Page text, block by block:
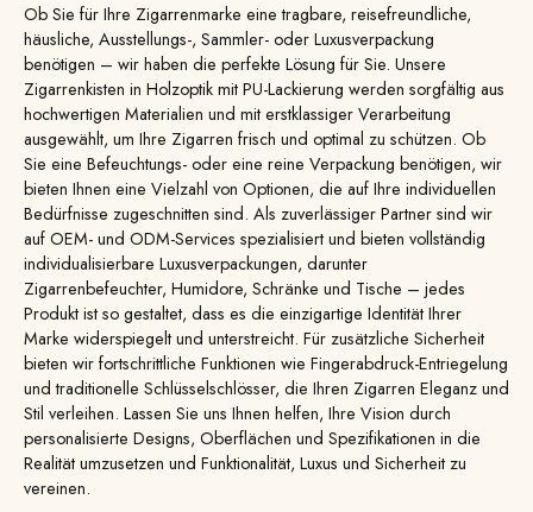
Ob Sie für Ihre Zigarrenmarke eine tragbare, reisefreundliche,
häusliche, Ausstellungs-, Sammler- oder Luxusverpackung
benötigen – wir haben die perfekte Lösung für Sie. Unsere
Zigarrenkisten in Holzoptik mit PU-Lackierung werden sorgfältig aus
hochwertigen Materialien und mit erstklassiger Verarbeitung
ausgewählt, um Ihre Zigarren frisch und optimal zu schützen. Ob
Sie eine Befeuchtungs- oder eine reine Verpackung benötigen, wir
bieten Ihnen eine Vielzahl von Optionen, die auf Ihre individuellen
Bedürfnisse zugeschnitten sind. Als zuverlässiger Partner sind wir
auf OEM- und ODM-Services spezialisiert und bieten vollständig
individualisierbare Luxusverpackungen, darunter
Zigarrenbefeuchter, Humidore, Schränke und Tische – jedes
Produkt ist so gestaltet, dass es die einzigartige Identität Ihrer
Marke widerspiegelt und unterstreicht. Für zusätzliche Sicherheit
bieten wir fortschrittliche Funktionen wie Fingerabdruck-Entriegelung
und traditionelle Schlüsselschlösser, die Ihren Zigarren Eleganz und
Stil verleihen. Lassen Sie uns Ihnen helfen, Ihre Vision durch
personalisierte Designs, Oberflächen und Spezifikationen in die
Realität umzusetzen und Funktionalität, Luxus und Sicherheit zu
vereinen.